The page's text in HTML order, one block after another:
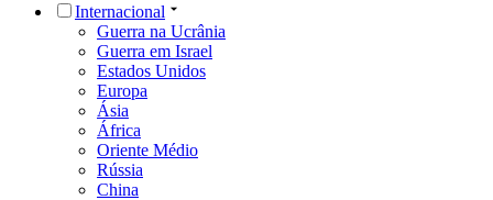
Internacional
Guerra na Ucrânia
Guerra em Israel
Estados Unidos
Europa
Ásia
África
Oriente Médio
Rússia
China